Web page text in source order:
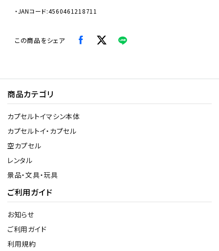
・JANコード:4560461218711
この商品をシェア
商品カテゴリ
カプセルトイマシン本体
カプセルトイ・カプセル
空カプセル
レンタル
景品・文具・玩具
ご利用ガイド
お知らせ
ご利用ガイド
利用規約